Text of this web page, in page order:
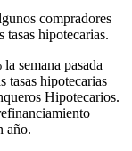
compradores
tasas hipotecarias.
semana pasada
tasas hipotecarias
Hipotecarios.
año.